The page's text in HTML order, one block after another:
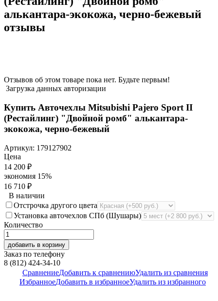
алькантара-экокожа, черно-бежевый
отзывы
Отзывов об этом товаре пока нет. Будьте первым!
Загрузка данных авторизации
Купить Авточехлы Mitsubishi Pajero Sport II
(Рестайлинг) "Двойной ромб" алькантара-
экокожа, черно-бежевый
Артикул: 179127902
Цена
14 200 ₽
экономия 15%
16 710 ₽
В наличии
Отстрочка другого цвета
Установка авточехлов СПб (Шушары)
Количество
добавить в корзину
Заказ по телефону
8 (812) 424-34-10
СравнениеДобавить к сравнениюУдалить из сравнения
ИзбранноеДобавить в избранноеУдалить из избранного